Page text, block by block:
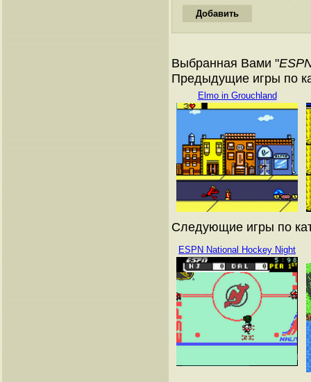
Выбранная Вами "
Предыдущие игры по
Elmo in Grouchland
Следующие игры по
ESPN National Hockey Night